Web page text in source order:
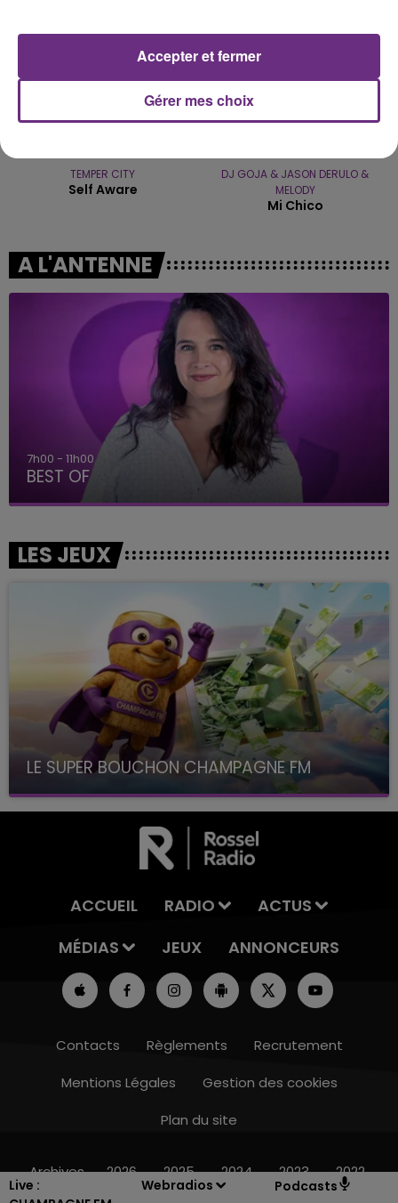
Live :
Webradios Podcasts
16h00 - 20h00
TEMPER CITY
Self Aware
DJ GOJA & JASON DERULO &
MELODY
Mi Chico
A L'ANTENNE
7h00 - 11h00
BEST OF
LES JEUX
LE SUPER BOUCHON CHAMPAGNE FM
avec La Famille Champagne FM, à 8H10
ACCUEIL RADIO
ACTUS
MÉDIAS
JEUX ANNONCEURS
Contacts Règlements
Recrutement
Mentions Légales
Gestion des cookies
Plan du site
Archives 2026 2025 2024 2023 2022
Gérer mes choix
Accepter et fermer